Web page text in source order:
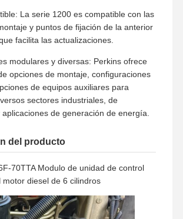
Control De
Calidad
Contáctenos Noticias
los vehículos de motor
de motor.
La serie 1200 es compatible con las
y puntos de fijación de la anterior
facilita las actualizaciones.
modulares y diversas: Perkins ofrece
opciones de montaje, configuraciones
de equipos auxiliares para
sectores industriales, de
de generación de energía.
del producto
70TTA Modulo de unidad de control
motor diesel de 6 cilindros